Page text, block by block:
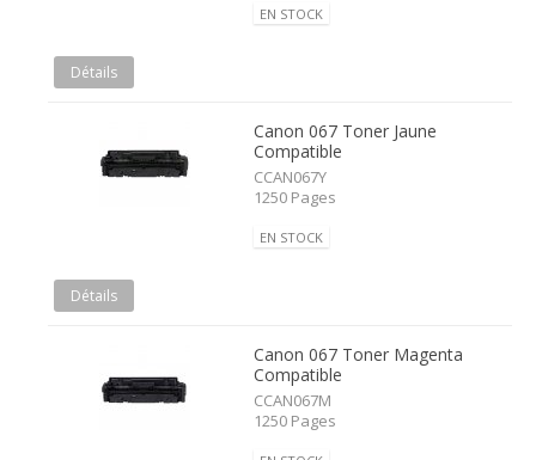
EN STOCK
Détails
Canon 067 Toner Jaune
Compatible
CCAN067Y
1250 Pages
EN STOCK
Détails
Canon 067 Toner Magenta
Compatible
CCAN067M
1250 Pages